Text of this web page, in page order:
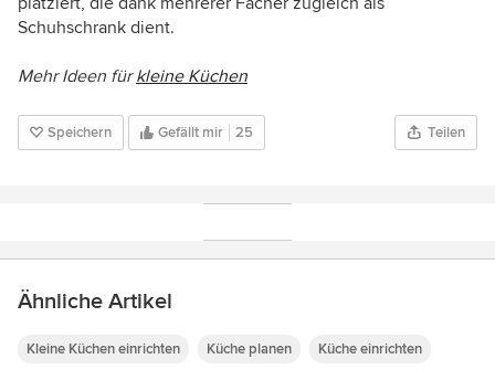
Schuhschrank dient.
Mehr Ideen fürkleine Küchen
Speichern Gefällt mir 25 Teilen
Ähnliche Artikel
Kleine Küchen einrichten Küche planen Küche einrichten